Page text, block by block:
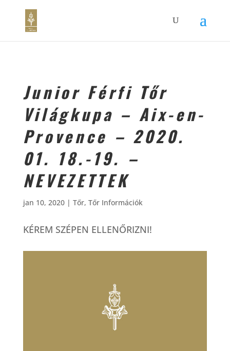
Junior Férfi Tőr
Világkupa – Aix-en-
Provence – 2020.
01. 18.-19. –
NEVEZETTEK
jan 10, 2020| Tőr, Tőr Információk
KÉREM SZÉPEN ELLENŐRIZNI!